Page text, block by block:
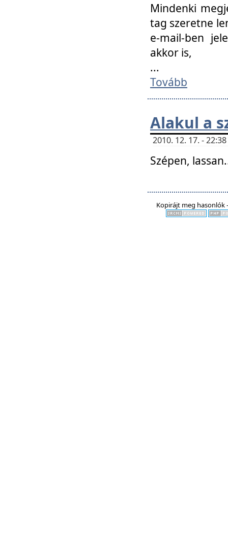
Mindenki
tag szeretne
e-mail-ben
akkor is,
...
Tovább
Alakul a
2010. 12. 17. -
Szépen,
Kopirájt meg hasonlók